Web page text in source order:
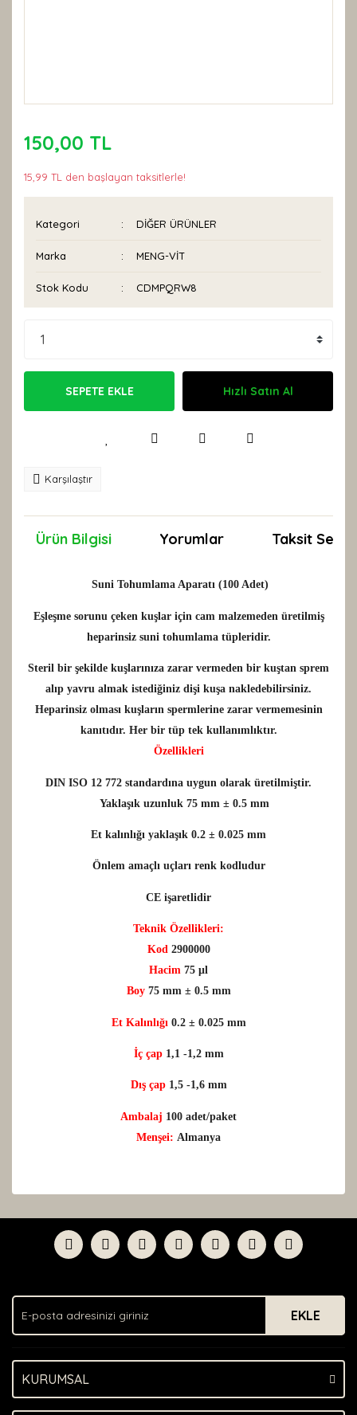
150,00 TL
15,99 TL den başlayan taksitlerle!
Kategori DİĞER ÜRÜNLER
Marka MENG-VİT
Stok Kodu CDMPQRW8
SEPETE EKLE Hızlı Satın Al
Karşılaştır
Ürün Bilgisi Yorumlar Taksit
Suni Tohumlama Aparatı (100 Adet)
Eşleşme sorunu çeken kuşlar için cam malzemeden üretilmiş
heparinsiz suni tohumlama tüpleridir.
Steril bir şekilde kuşlarınıza zarar vermeden bir kuştan sprem
alıp yavru almak istediğiniz dişi kuşa nakledebilirsiniz.
Heparinsiz olması kuşların spermlerine zarar vermemesinin
kanıtıdır. Her bir tüp tek kullanımlıktır.
Özellikleri
DIN ISO 12 772 standardına uygun olarak üretilmiştir.
Yaklaşık uzunluk 75 mm ± 0.5 mm
Et kalınlığı yaklaşık 0.2 ± 0.025 mm
Önlem amaçlı uçları renk kodludur
CE işaretlidir
Teknik Özellikleri:
Kod 2900000
Hacim 75 μl
Boy 75 mm ± 0.5 mm
Et Kalınlığı 0.2 ± 0.025 mm
İç çap 1,1 -1,2 mm
Dış çap 1,5 -1,6 mm
Ambalaj 100 adet/paket
Menşei: Almanya
Yorum Yaz
formunu kullanarak tarafımıza iletebilirsiniz.
Görüş ve önerileriniz için teşekkür ederiz.
Ürün açıklamasında eksik bilgiler bulunuyor.
Ürün bilgilerinde hatalar bulunuyor.
Bu ürüne benzer farklı alternatifler olmalı.
EKLE
KURUMSAL